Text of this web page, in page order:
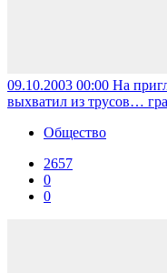
09.10.2003 00:00 На
выхватил из трусов…
Общество
2657
0
0